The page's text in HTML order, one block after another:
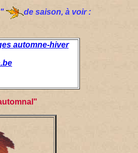
de saison, à voir :
automne-hiver